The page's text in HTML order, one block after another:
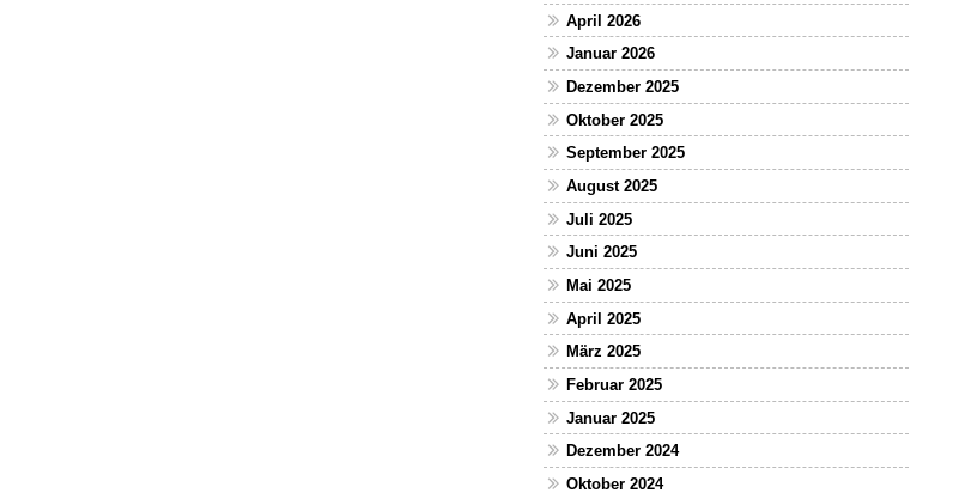
April 2026
Januar 2026
Dezember 2025
Oktober 2025
September 2025
August 2025
Juli 2025
Juni 2025
Mai 2025
April 2025
März 2025
Februar 2025
Januar 2025
Dezember 2024
Oktober 2024